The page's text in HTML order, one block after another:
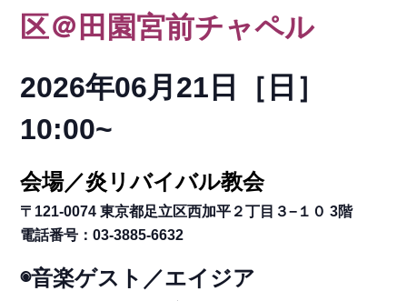
区＠田園宮前チャペル
2026年06月21日［日 ］
10:00~
会場／炎リバイバル教会
〒121-0074 東京都足立区西加平２丁目３−１０ 3階
電話番号：03-3885-6632
◉音楽ゲスト／エイジア